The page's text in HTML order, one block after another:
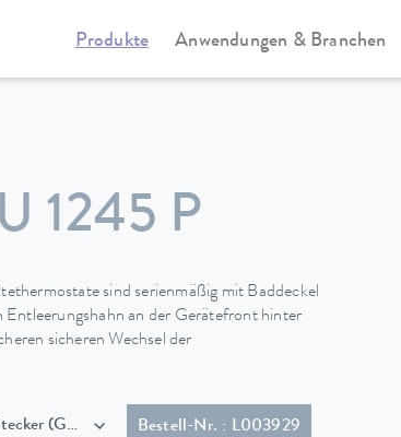
Produkte Anwendungen & Branchen
Universa
1245 P
sind serienmäßig mit Baddeckel
Entleerungshahn an der Gerätefront hinter
sicheren Wechsel der
mit Stecker (GB2099, 15934)Bestell-Nr. : L003929